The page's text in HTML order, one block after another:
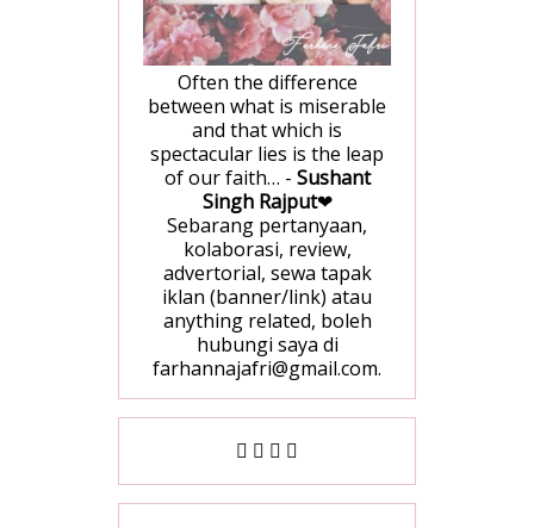
Often the difference
between what is miserable
and that which is
spectacular lies is the leap
of our faith… - Sushant
Singh Rajput❤
Sebarang pertanyaan,
kolaborasi, review,
advertorial, sewa tapak
iklan (banner/link) atau
anything related, boleh
hubungi saya di
farhannajafri@gmail.com.